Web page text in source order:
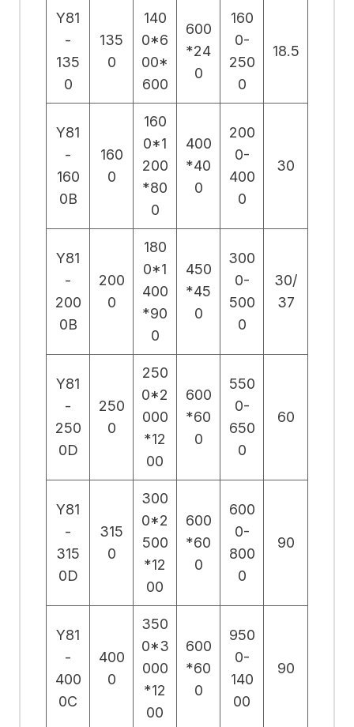
Y81
-
135
0
135
0
140
0*6
00*
600
600
*24
0
160
0-
250
0
18.5
Y81
-
160
0B
160
0
160
0*1
200
*80
0
400
*40
0
200
0-
400
0
30
Y81
-
200
0B
200
0
180
0*1
400
*90
0
450
*45
0
300
0-
500
0
30/
37
Y81
-
250
0D
250
0
250
0*2
000
*12
00
600
*60
0
550
0-
650
0
60
Y81
-
315
0D
315
0
300
0*2
500
*12
00
600
*60
0
600
0-
800
0
90
Y81
-
400
0C
400
0
350
0*3
000
*12
00
600
*60
0
950
0-
140
00
90